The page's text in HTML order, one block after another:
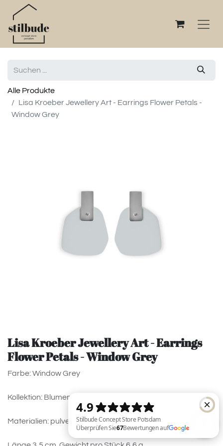
Alle Produkte
Lisa Kroeber Jewellery Art - Earrings Flower Petals -
Window Grey
Lisa Kroeber Jewellery Art - Earrings
Flower Petals - Window Grey
Farbe: Window Grey
Kollektion: Blumenblätter
Materialien: pulverbeschichtetes Messing, Sterlingsilber.